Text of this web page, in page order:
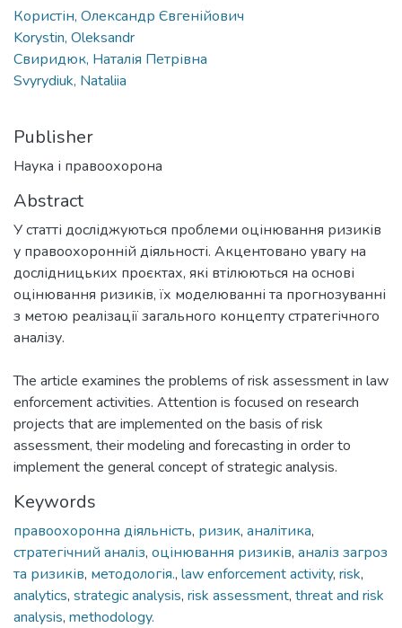
Користін, Олександр Євгенійович
Korystin, Oleksandr
Свиридюк, Наталія Петрівна
Svyrydiuk, Nataliia
Publisher
Наука і правоохорона
Abstract
У статті досліджуються проблеми оцінювання ризиків
у правоохоронній діяльності. Акцентовано увагу на
дослідницьких проєктах, які втілюються на основі
оцінювання ризиків, їх моделюванні та прогнозуванні
з метою реалізації загального концепту стратегічного
аналізу.
The article examines the problems of risk assessment in law
enforcement activities. Attention is focused on research
projects that are implemented on the basis of risk
assessment, their modeling and forecasting in order to
implement the general concept of strategic analysis.
Keywords
правоохоронна діяльність, ризик, аналітика,
стратегічний аналіз, оцінювання ризиків, аналіз загроз
та ризиків, методологія., law enforcement activity, risk,
analytics, strategic analysis, risk assessment, threat and risk
analysis, methodology.